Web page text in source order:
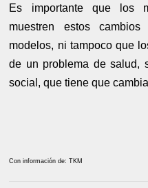
Es importante que los
muestren estos
modelos, ni tampoco que
de un problema de salud,
social, que tiene que
Con información de: TKM